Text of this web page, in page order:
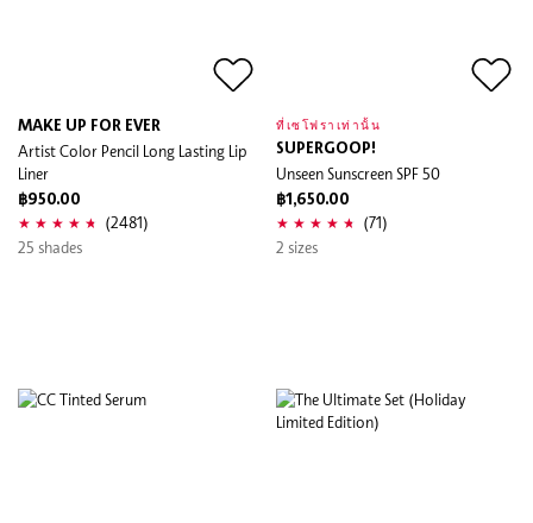
MAKE UP FOR EVER
Artist Color Pencil Long Lasting Lip
Liner
฿950.00
(2481)
25 shades
ที่เซโฟราเท่านั้น
SUPERGOOP!
Unseen Sunscreen SPF 50
฿1,650.00
(71)
2 sizes